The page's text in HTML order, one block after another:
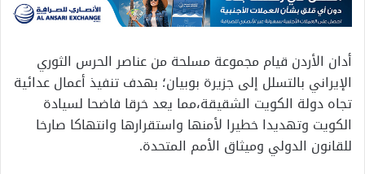
أدان الأردن ‏قيام مجموعة مسلحة من عناصر الحرس الثوري
الإيراني بالتسلل إلى جزيرة بوبيان؛ بهدف تنفيذ أعمال عدائية
تجاه دولة الكويت الشقيقة،مما يعد خرقا فاضحا لسيادة
الكويت وتهديدا خطيرا لأمنها واستقرارها وانتهاكا صارخا
للقانون الدولي وميثاق الأمم المتحدة.